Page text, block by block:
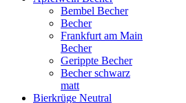
Bembel Becher
Becher
Frankfurt am Main
Becher
Gerippte Becher
Becher schwarz
matt
Bierkrüge Neutral